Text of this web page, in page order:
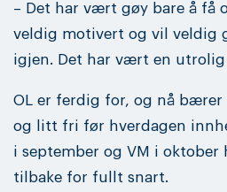
– Det har vært gøy bare å få
veldig motivert og vil veldig
igjen. Det har vært en utrolig
OL er ferdig for, og nå
og litt fri før hverdagen
i september og VM i oktober
tilbake for fullt snart.